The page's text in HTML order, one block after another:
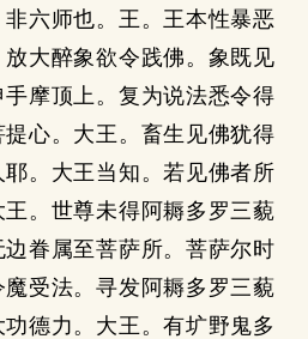
六师也。王。王本性暴恶
大醉象欲令践佛。象既见
摩顶上。复为说法悉令得
心。大王。畜生见佛犹得
。大王当知。若见佛者所
。世尊未得阿耨多罗三藐
眷属至菩萨所。菩萨尔时
受法。寻发阿耨多罗三藐
德力。大王。有圹野鬼多